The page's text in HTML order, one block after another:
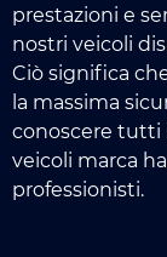
prestazioni e
nostri veicoli
Ciò significa
la massima
conoscere tutti
veicoli marca
professionisti.